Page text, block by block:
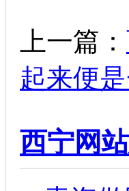
上一篇：
起来便
西宁网